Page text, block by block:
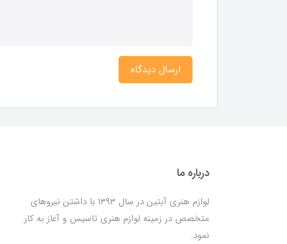
ارسال دیدگاه
درباره ما
لوازم هنری آبتین در سال 1393 با داشتن نیروهای
متخصص در زمینه لوازم هنری تاسیس و آغاز به کار
نمود.